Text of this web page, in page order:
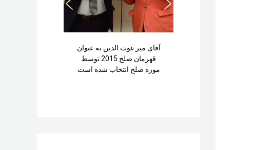
آقای میر غوث الدین به عنوان
قهرمان صلح 2015 توسط
موزه صلح انتخاب شده است